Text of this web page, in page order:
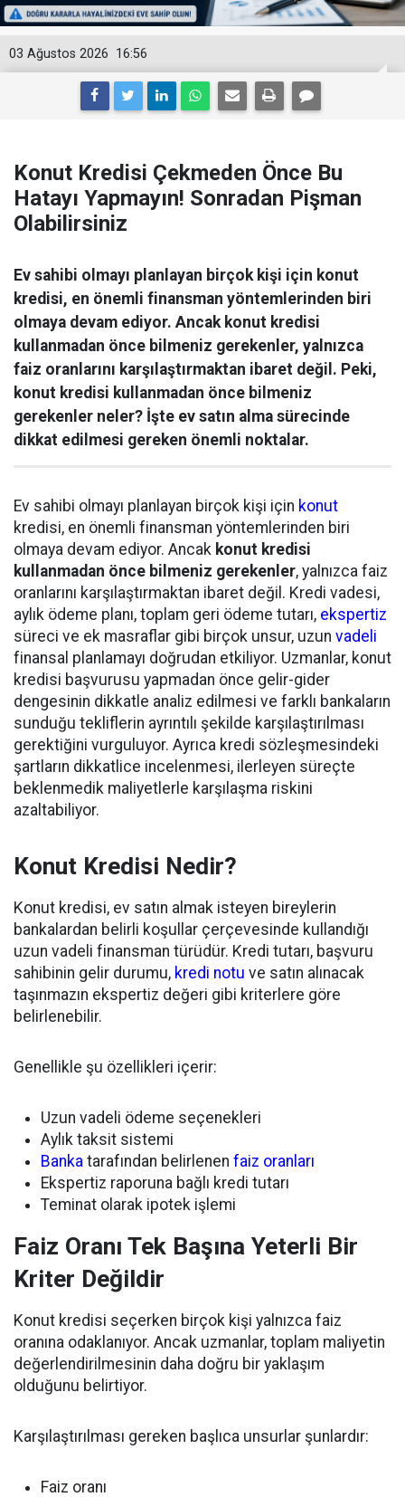
16:56
03 Ağustos 2026
Konut Kredisi Çekmeden Önce Bu
Hatayı Yapmayın! Sonradan Pişman
Olabilirsiniz
Ev sahibi olmayı planlayan birçok kişi için konut
kredisi, en önemli finansman yöntemlerinden biri
olmaya devam ediyor. Ancak konut kredisi
kullanmadan önce bilmeniz gerekenler, yalnızca
faiz oranlarını karşılaştırmaktan ibaret değil. Peki,
konut kredisi kullanmadan önce bilmeniz
gerekenler neler? İşte ev satın alma sürecinde
dikkat edilmesi gereken önemli noktalar.
Ev sahibi olmayı planlayan birçok kişi için konut
kredisi, en önemli finansman yöntemlerinden biri
olmaya devam ediyor. Ancak konut kredisi
kullanmadan önce bilmeniz gerekenler, yalnızca faiz
oranlarını karşılaştırmaktan ibaret değil. Kredi vadesi,
aylık ödeme planı, toplam geri ödeme tutarı, ekspertiz
süreci ve ek masraflar gibi birçok unsur, uzun vadeli
finansal planlamayı doğrudan etkiliyor. Uzmanlar, konut
kredisi başvurusu yapmadan önce gelir-gider
dengesinin dikkatle analiz edilmesi ve farklı bankaların
sunduğu tekliflerin ayrıntılı şekilde karşılaştırılması
gerektiğini vurguluyor. Ayrıca kredi sözleşmesindeki
şartların dikkatlice incelenmesi, ilerleyen süreçte
beklenmedik maliyetlerle karşılaşma riskini
azaltabiliyor.
Konut Kredisi Nedir?
Konut kredisi, ev satın almak isteyen bireylerin
bankalardan belirli koşullar çerçevesinde kullandığı
uzun vadeli finansman türüdür. Kredi tutarı, başvuru
sahibinin gelir durumu, kredi notu ve satın alınacak
taşınmazın ekspertiz değeri gibi kriterlere göre
belirlenebilir.
Genellikle şu özellikleri içerir:
Uzun vadeli ödeme seçenekleri
Aylık taksit sistemi
Banka tarafından belirlenen faiz oranları
Ekspertiz raporuna bağlı kredi tutarı
Teminat olarak ipotek işlemi
Faiz Oranı Tek Başına Yeterli Bir
Kriter Değildir
Konut kredisi seçerken birçok kişi yalnızca faiz
oranına odaklanıyor. Ancak uzmanlar, toplam maliyetin
değerlendirilmesinin daha doğru bir yaklaşım
olduğunu belirtiyor.
Karşılaştırılması gereken başlıca unsurlar şunlardır:
Faiz oranı